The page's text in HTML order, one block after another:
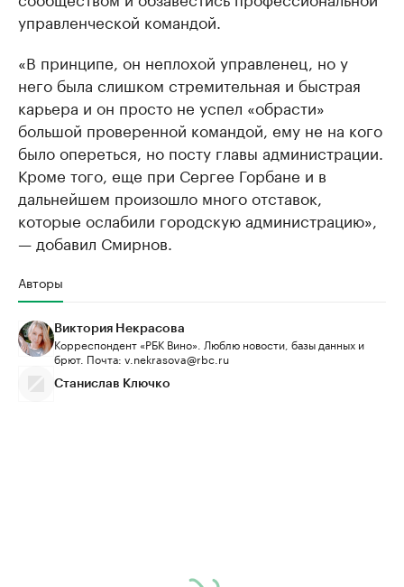
управленческой командой.
«В принципе, он неплохой управленец, но у
него была слишком стремительная и быстрая
карьера и он просто не успел «обрасти»
большой проверенной командой, ему не на кого
было опереться, но посту главы администрации.
Кроме того, еще при Сергее Горбане и в
дальнейшем произошло много отставок,
которые ослабили городскую администрацию»,
— добавил Смирнов.
Авторы
Виктория Некрасова
Корреспондент «РБК Вино». Люблю новости, базы данных и
брют. Почта: v.nekrasova@rbc.ru
Станислав Ключко